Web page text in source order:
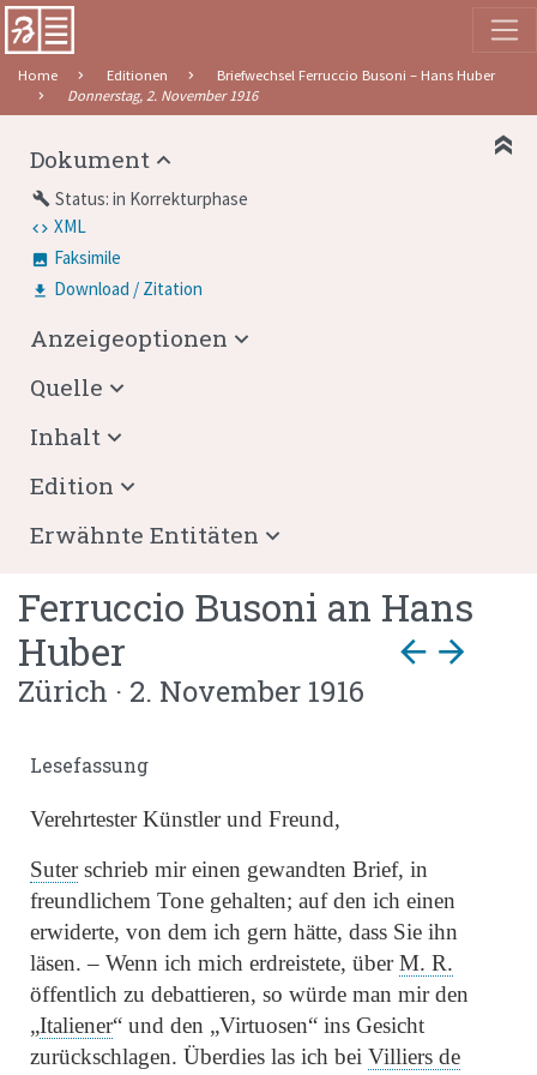
Home Editionen
Briefwechsel Ferruccio Busoni – Hans Huber
Donnerstag, 2. November 1916
Ferruccio Busoni an Hans
Huber
arrow_back arrow_forward
Zürich · 2. November 1916
Lesefassung
Verehrtester Künstler und Freund,
Suterschrieb mireinen gewandten Brief, in
freundlichem Tone gehalten; auf den ich einen
erwiderte, von dem ich gern hätte, dass Sie ihn
läsen. – Wenn ich mich erdreistete, überM. R.
öffentlich zu debattieren, so würde man mir den
„Italiener“ und den „Virtuosen“ ins Gesicht
zurückschlagen. Überdies las ich bei Villiers de
Dokument
build Status: in Korrekturphase
XML
Faksimile
Download / Zitation
Anzeigeoptionen
Quelle
Inhalt
Edition
Erwähnte Entitäten